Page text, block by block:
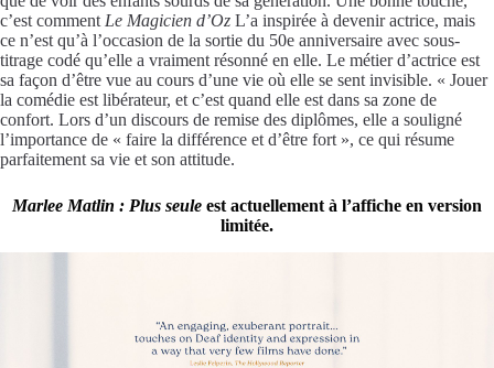
c’est comment Le Magicien d’Oz L’a inspirée à devenir actrice, mais
ce n’est qu’à l’occasion de la sortie du 50e anniversaire avec sous-
titrage codé qu’elle a vraiment résonné en elle. Le métier d’actrice est
sa façon d’être vue au cours d’une vie où elle se sent invisible. « Jouer
la comédie est libérateur, et c’est quand elle est dans sa zone de
confort. Lors d’un discours de remise des diplômes, elle a souligné
l’importance de « faire la différence et d’être fort », ce qui résume
parfaitement sa vie et son attitude.
Marlee Matlin : Plus seule est actuellement à l’affiche en version
limitée.